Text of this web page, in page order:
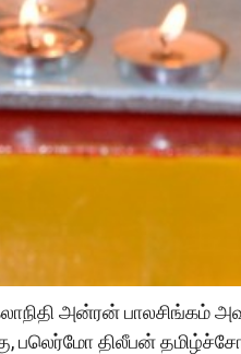
அன்ரன்
பலெர்மோ திலீபன்